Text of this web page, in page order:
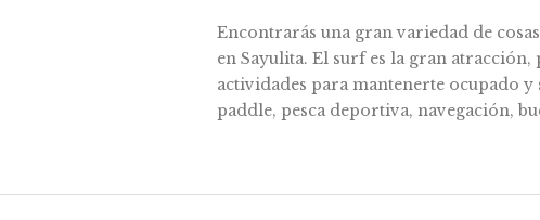
Encontrarás una gran variedad de
en Sayulita. El surf es la gran
actividades para mantenerte ocupado
paddle, pesca deportiva, navegación,